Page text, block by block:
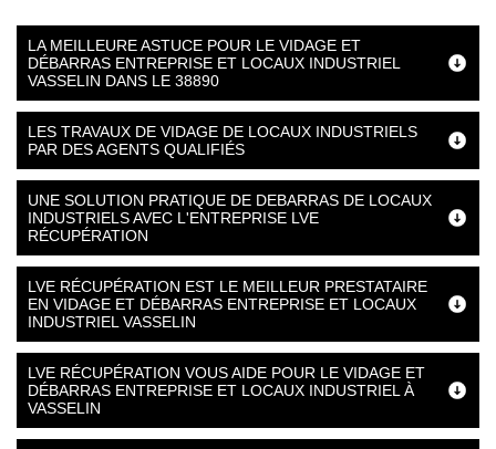
LA MEILLEURE ASTUCE POUR LE VIDAGE ET
DÉBARRAS ENTREPRISE ET LOCAUX INDUSTRIEL
VASSELIN DANS LE 38890
LES TRAVAUX DE VIDAGE DE LOCAUX INDUSTRIELS
PAR DES AGENTS QUALIFIÉS
UNE SOLUTION PRATIQUE DE DEBARRAS DE LOCAUX
INDUSTRIELS AVEC L'ENTREPRISE LVE
RÉCUPÉRATION
LVE RÉCUPÉRATION EST LE MEILLEUR PRESTATAIRE
EN VIDAGE ET DÉBARRAS ENTREPRISE ET LOCAUX
INDUSTRIEL VASSELIN
LVE RÉCUPÉRATION VOUS AIDE POUR LE VIDAGE ET
DÉBARRAS ENTREPRISE ET LOCAUX INDUSTRIEL À
VASSELIN